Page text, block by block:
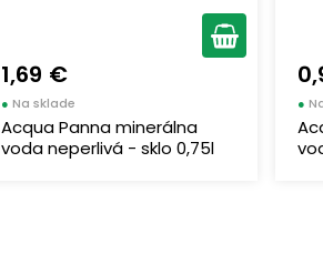
1,69 €
●Na sklade
Acqua Panna minerálna
voda neperlivá - sklo 0,75l
●